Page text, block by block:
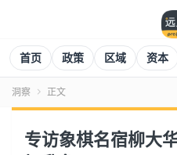
首页 政策 区域 资本
洞察  正文
专访象棋名宿柳大